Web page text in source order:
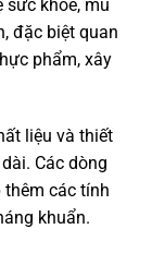
sức khỏe, mũ
đặc biệt quan
phẩm, xây
liệu và thiết
Các dòng
các tính
khuẩn.